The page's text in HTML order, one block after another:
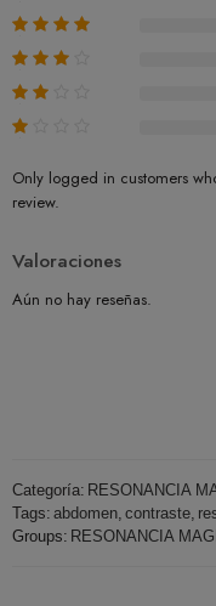
Only logged in customers
review.
Valoraciones
Aún no hay reseñas.
Categoría: RESONANCIA
Tags: abdomen contraste
Groups: RESONANCIA